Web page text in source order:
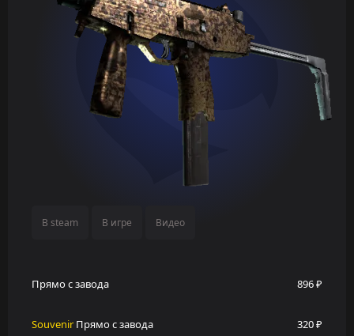
В steam В игре Видео
Прямо с завода 896 ₽
Souvenir Прямо с завода 320 ₽